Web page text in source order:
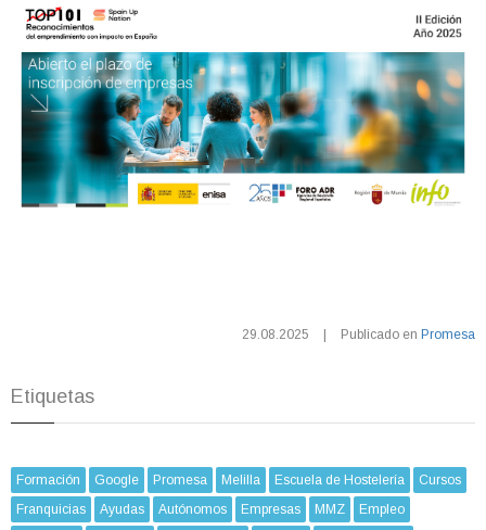
29.08.2025 Publicado en Promesa
Etiquetas
Formación Google Promesa Melilla Escuela de Hostelería
Cursos
Franquicias
Ayudas Autónomos Empresas MMZ Empleo